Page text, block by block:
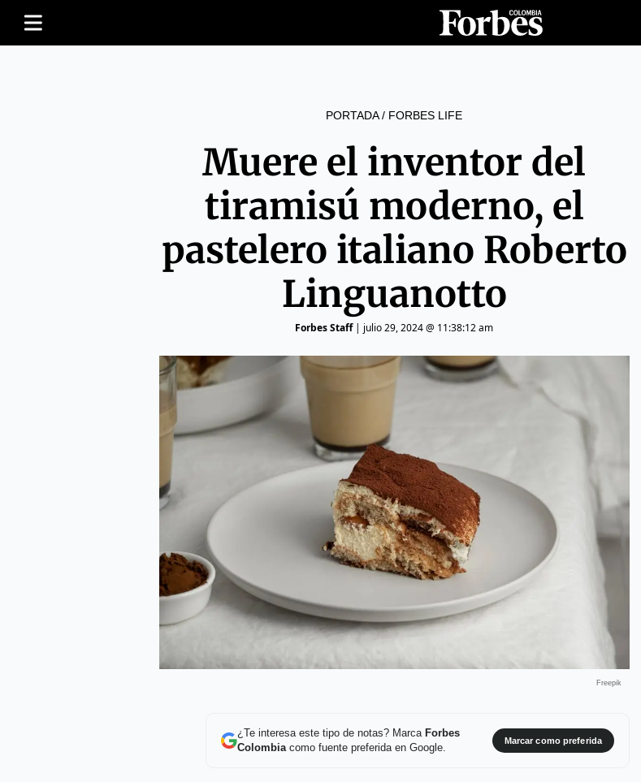
PORTADA/ FORBES LIFE
Muere el inventor del
tiramisú moderno, el
pastelero italiano Roberto
Linguanotto
Forbes Staff| julio 29, 2024 @ 11:38:12 am
Freepik
¿Te interesa este tipo de notas? Marca Forbes
Colombiacomo fuente preferida en Google.
Marcar como preferida